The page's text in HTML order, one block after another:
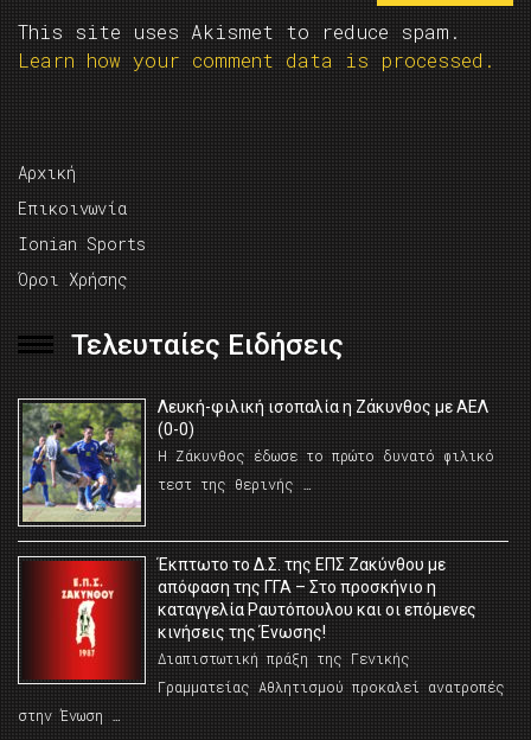
This site uses Akismet to reduce spam.
Learn how your comment data is processed.
Αρχική
Επικοινωνία
Ionian Sports
Όροι Χρήσης
Τελευταίες Ειδήσεις
Λευκή-φιλική ισοπαλία η Ζάκυνθος με ΑΕΛ
(0-0)
Η Ζάκυνθος έδωσε το πρώτο δυνατό φιλικό
τεστ της θερινής …
Έκπτωτο το Δ.Σ. της ΕΠΣ Ζακύνθου με
απόφαση της ΓΓΑ – Στο προσκήνιο η
καταγγελία Ραυτόπουλου και οι επόμενες
κινήσεις της Ένωσης!
Διαπιστωτική πράξη της Γενικής
Γραμματείας Αθλητισμού προκαλεί ανατροπές
στην Ένωση …